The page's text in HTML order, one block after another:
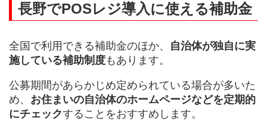
長野でPOSレジ導入に使える補助金
全国で利用できる補助金のほか、 自治体が独自に実
施している補助制度もあります。
公募期間があらかじめ定められている場合が多いた
め、 お住まいの自治体のホームページなどを定期的
にチェックすることをおすすめします。